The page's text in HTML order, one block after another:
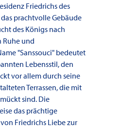
Friedrichs des
prachtvolle Gebäude
des Königs nach
Ruhe und
"Sanssouci" bedeutet
Lebensstil, den
vor allem durch seine
Terrassen, die mit
sind. Die
das prächtige
Friedrichs Liebe zur